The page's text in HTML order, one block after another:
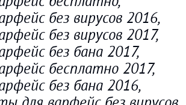
без вирусов 2016,
без вирусов 2017,
без бана 2017,
бесплатно 2017,
без бана 2016,